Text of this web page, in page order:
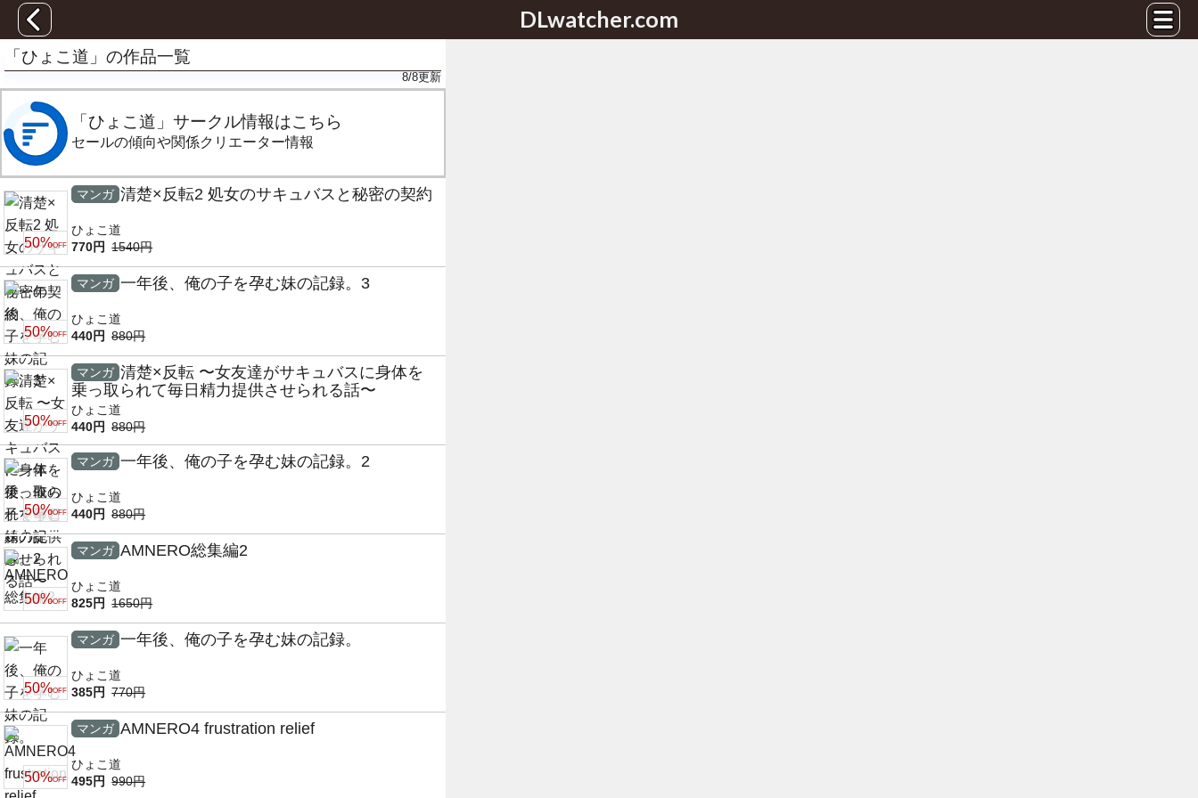
DLwatcher.com
「ひょこ道」の作品一覧
8/8更新
「ひょこ道」サークル情報はこちら
セールの傾向や関係クリエーター情報
50%OFF
マンガ 清楚×反転2 処女のサキュバスと秘密の契約
ひょこ道
770円 1540円
50%OFF
マンガ 一年後、俺の子を孕む妹の記録。3
ひょこ道
440円 880円
50%OFF
マンガ 清楚×反転 〜女友達がサキュバスに身体を
乗っ取られて毎日精力提供させられる話〜
ひょこ道
440円 880円
50%OFF
マンガ 一年後、俺の子を孕む妹の記録。2
ひょこ道
440円 880円
50%OFF
マンガ AMNERO総集編2
ひょこ道
825円 1650円
50%OFF
マンガ 一年後、俺の子を孕む妹の記録。
ひょこ道
385円 770円
50%OFF
マンガ AMNERO4 frustration relief
ひょこ道
495円 990円